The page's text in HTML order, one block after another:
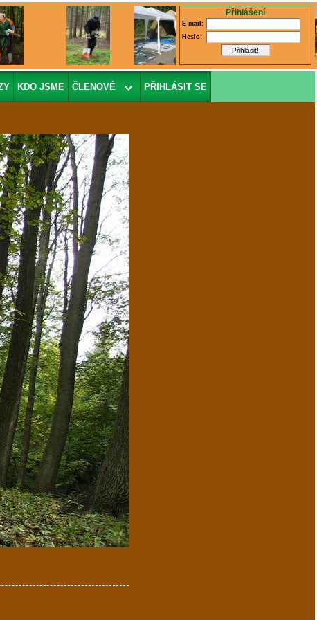
Přihlášení
E-mail:
Heslo:
KDO JSME ČLENOVÉ PŘIHLÁSIT SE